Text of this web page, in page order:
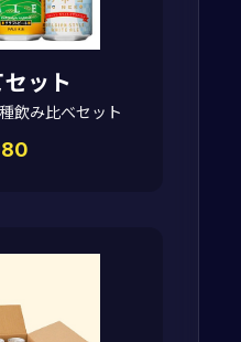
ット
飲み比べセット